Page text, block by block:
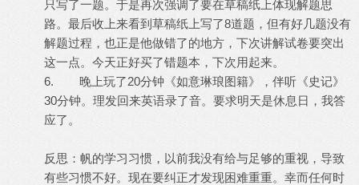
只写了一题。于是再次强调了要在草稿纸上体现解题思
路。最后收上来看到草稿纸上写了8道题，但有好几题没有
解题过程，也正是他做错了的地方，下次讲解试卷要突出
这一点。今天正好买了错题本，下次用起来。
6. 晚上玩了20分钟《如意琳琅图籍》，伴听《史记》
30分钟。理发回来英语录了音。要求明天是休息日，我答
应了。
反思：帆的学习习惯，以前我没有给与足够的重视，导致
有些习惯不好。现在要纠正才发现困难重重。幸而任何时